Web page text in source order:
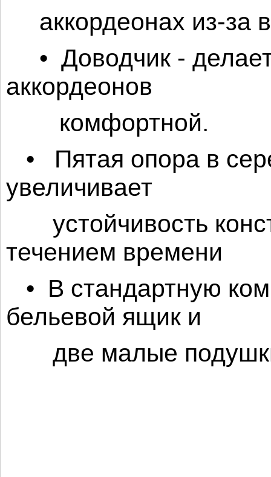
аккордеонах из-за
• Доводчик -
аккордеонов
комфортной.
• Пятая опора в
увеличивает
устойчивость
течением времени
• В стандартную
бельевой ящик и
две малые